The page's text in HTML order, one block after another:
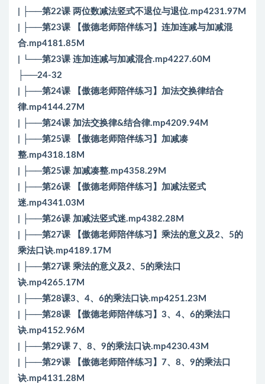
| ├──第22课 两位数减法竖式不退位与退位.mp4231.97M
| ├──第23课 【傲德老师陪伴练习】连加连减与加减混
合.mp4181.85M
| └──第23课 连加连减与加减混合.mp4227.60M
├──24-32
| ├──第24课 【傲德老师陪伴练习】加法交换律结合
律.mp4144.27M
| ├──第24课 加法交换律&结合律.mp4209.94M
| ├──第25课 【傲德老师陪伴练习】加减凑
整.mp4318.18M
| ├──第25课 加减凑整.mp4358.29M
| ├──第26课 【傲德老师陪伴练习】加减法竖式
迷.mp4341.03M
| ├──第26课 加减法竖式迷.mp4382.28M
| ├──第27课 【傲德老师陪伴练习】乘法的意义及2、5的
乘法口诀.mp4189.17M
| ├──第27课 乘法的意义及2、5的乘法口
诀.mp4265.17M
| ├──第28课3、4、6的乘法口诀.mp4251.23M
| ├──第28课 【傲德老师陪伴练习】3、4、6的乘法口
诀.mp4152.96M
| ├──第29课 7、8、9的乘法口诀.mp4230.43M
| ├──第29课 【傲德老师陪伴练习】7、8、9的乘法口
诀.mp4131.28M